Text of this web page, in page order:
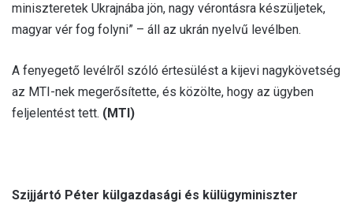
miniszteretek Ukrajnába jön, nagy vérontásra készüljetek,
magyar vér fog folyni” – áll az ukrán nyelvű levélben.
A fenyegető levélről szóló értesülést a kijevi nagykövetség
az MTI-nek megerősítette, és közölte, hogy az ügyben
feljelentést tett. (MTI)
Szijjártó Péter külgazdasági és külügyminiszter